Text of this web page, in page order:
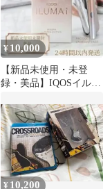
¥ 10,000
【新品未使用・未登
録・美品】IQOSイルマ
24h以内発送
¥ 10,200